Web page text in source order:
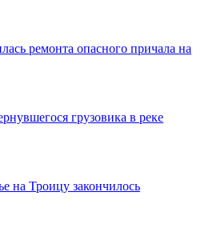
ремонта опасного причала на
грузовика в реке
на Троицу закончилось